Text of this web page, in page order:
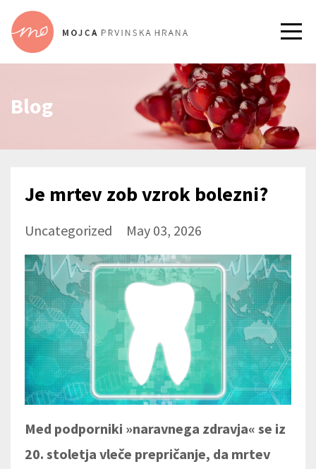
Blog
Je mrtev zob vzrok bolezni?
Uncategorized May 03, 2026
Med podporniki »naravnega zdravja« se iz
20. stoletja vleče prepričanje, da mrtev